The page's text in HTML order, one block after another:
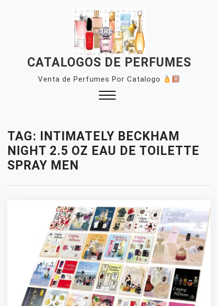
CATALOGOS DE PERFUMES
Venta de Perfumes Por Catalogo
TAG:
INTIMATELY BECKHAM
NIGHT 2.5 OZ EAU DE TOILETTE
SPRAY MEN